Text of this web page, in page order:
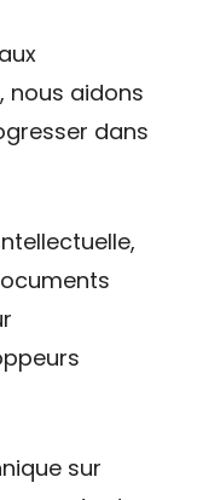
nous aidons
dans
sur